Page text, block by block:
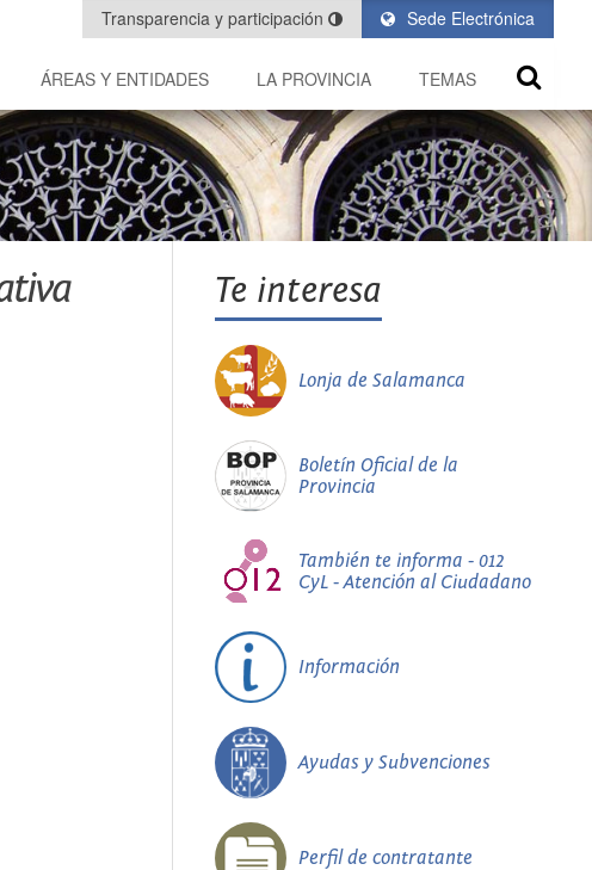
Sede Electrónica
Transparencia y participación
ÁREAS Y ENTIDADES LA PROVINCIA TEMAS
Te interesa
Lonja de Salamanca
Boletín Oficial de la
Provincia
También te informa - 012
CyL - Atención al Ciudadano
Información
Ayudas y Subvenciones
Perfil de contratante